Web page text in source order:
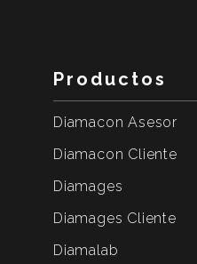
Productos
Diamacon Asesor
Diamacon Cliente
Diamages
Diamages Cliente
Diamalab